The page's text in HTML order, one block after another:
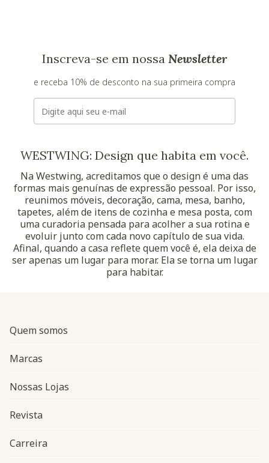
Inscreva-se em nossa Newsletter
e receba 10% de desconto na sua primeira compra
E-mail
WESTWING: Design que habita em você.
Na Westwing, acreditamos que o design é uma das
formas mais genuínas de expressão pessoal. Por isso,
reunimos móveis, decoração, cama, mesa, banho,
tapetes, além de itens de cozinha e mesa posta, com
uma curadoria pensada para acolher a sua rotina e
evoluir junto com cada novo capítulo de sua vida.
Afinal, quando a casa reflete quem você é, ela deixa de
ser apenas um lugar para morar. Ela se torna um lugar
para habitar.
Quem somos
Marcas
Nossas Lojas
Revista
Carreira